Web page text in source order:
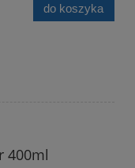
do koszyka
400ml